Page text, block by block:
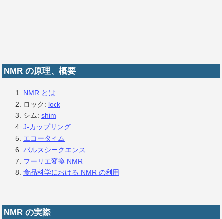
NMR の原理、概要
NMR とは
ロック: lock
シム: shim
J-カップリング
エコータイム
パルスシークエンス
フーリエ変換 NMR
食品科学における NMR の利用
NMR の実際